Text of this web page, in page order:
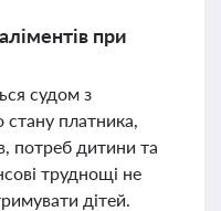
при
судом з
стану платника,
потреб дитини та
труднощі не
дітей.